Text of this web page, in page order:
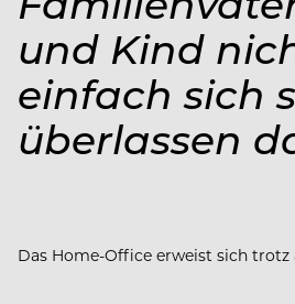
und Kind
einfach sich
überlassen
Das Home-Office erweist sich